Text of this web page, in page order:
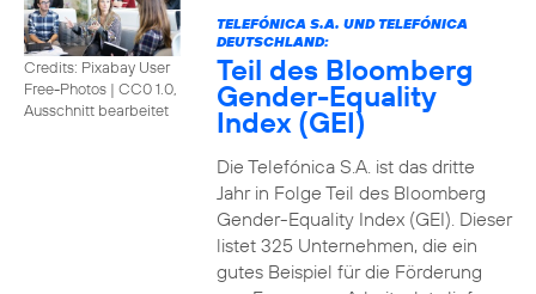
Credits: Pixabay User
Free-Photos | CC0 1.0,
Ausschnitt bearbeitet
TELEFÓNICA S.A. UND TELEFÓNICA
DEUTSCHLAND:
Teil des Bloomberg
Gender-Equality
Index (GEI)
Die Telefónica S.A. ist das dritte
Jahr in Folge Teil des Bloomberg
Gender-Equality Index (GEI). Dieser
listet 325 Unternehmen, die ein
gutes Beispiel für die Förderung